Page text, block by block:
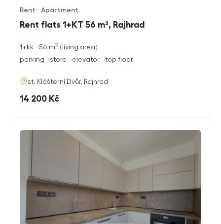
Rent flats 1+KT 56 m², Rajhrad
Offer type
Rent
Property type
Apartment
rozměry
disposition
1+kk living area
56 m2
funkce
parking store elevator top floor
adresa
st. Klášterní Dvůr, Rajhrad
cena
14 200 Kč